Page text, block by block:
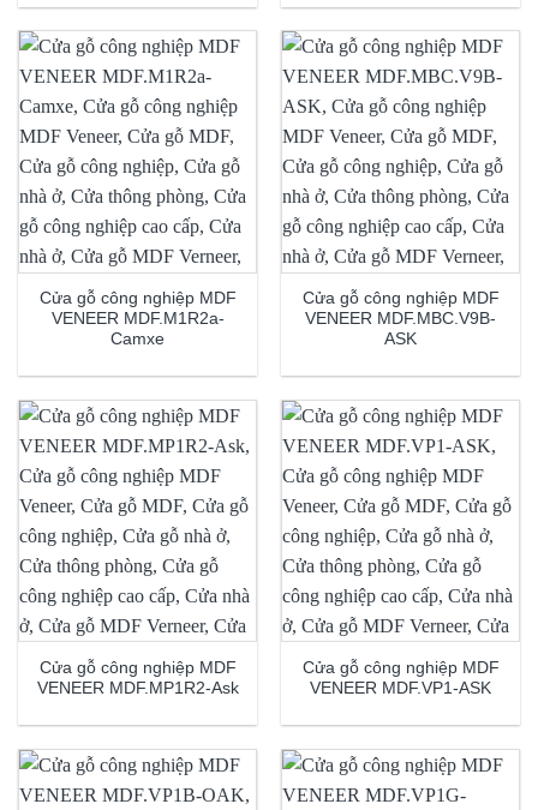
Cửa gỗ công nghiệp MDF
VENEER MDF.M1R2a-
Camxe
Cửa gỗ công nghiệp MDF
VENEER MDF.MBC.V9B-
ASK
Cửa gỗ công nghiệp MDF
VENEER MDF.MP1R2-Ask
Cửa gỗ công nghiệp MDF
VENEER MDF.VP1-ASK